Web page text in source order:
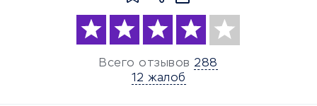
Всего отзывов 288
12 жалоб